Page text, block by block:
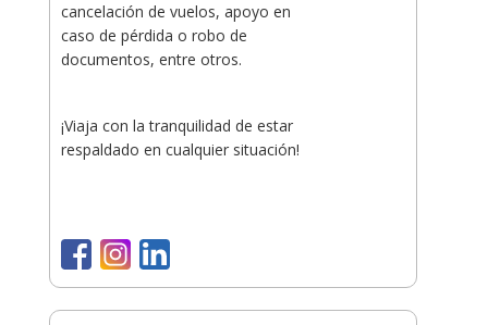
cancelación de vuelos, apoyo en
caso de pérdida o robo de
documentos, entre otros.
¡Viaja con la tranquilidad de estar
respaldado en cualquier situación!